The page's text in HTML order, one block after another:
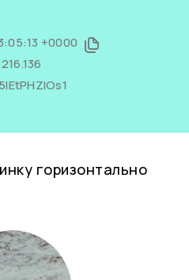
+0000
горизонтально